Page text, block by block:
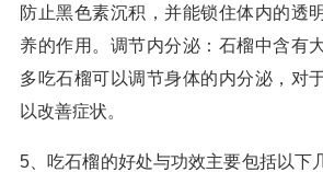
防止黑色素沉积，并能锁住体内的透
养的作用。调节内分泌：石榴中含有
多吃石榴可以调节身体的内分泌，对
以改善症状。
5、吃石榴的好处与功效主要包括以下